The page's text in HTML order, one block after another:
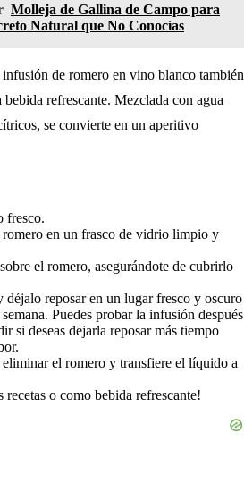
Molleja de Gallina de Campo para
Natural que No Conocías
de romero en vino blanco también
refrescante. Mezclada con agua
se convierte en un aperitivo
fresco.
romero en un frasco de vidrio limpio y
el romero, asegurándote de cubrirlo
déjalo reposar en un lugar fresco y oscuro
Puedes probar la infusión después
si deseas dejarla reposar más tiempo
el romero y transfiere el líquido a
recetas o como bebida refrescante!